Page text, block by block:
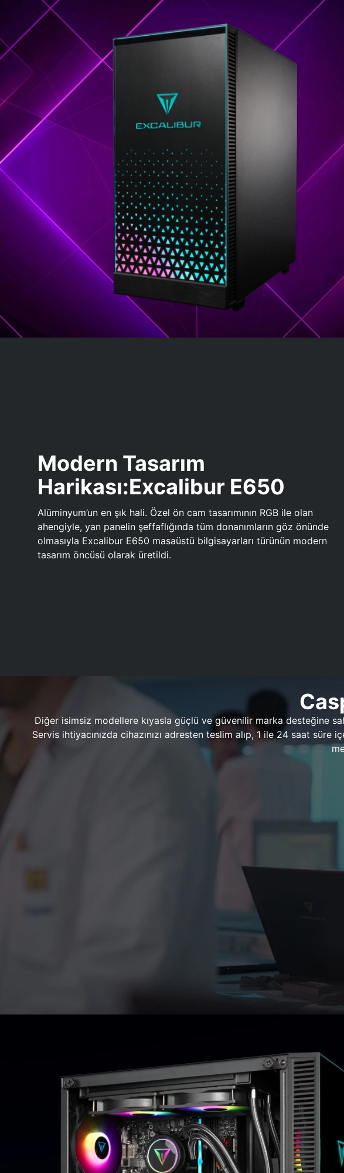
Modern Tasarım
Harikası:Excalibur E650
Alüminyum’un en şık hali. Özel ön cam tasarımının RGB ile olan
ahengiyle, yan panelin şeffaflığında tüm donanımların göz önünde
olmasıyla Excalibur E650 masaüstü bilgisayarları türünün modern
tasarım öncüsü olarak üretildi.
Diğer isimsiz modellere kıyasla güçlü ve güvenilir marka desteğine
Servis ihtiyacınızda cihazınızı adresten teslim alıp, 1 ile 24 saat